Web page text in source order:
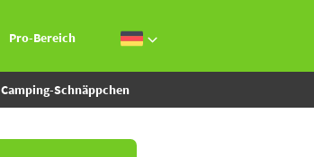
Pro-Bereich
Camping-Schnäppchen